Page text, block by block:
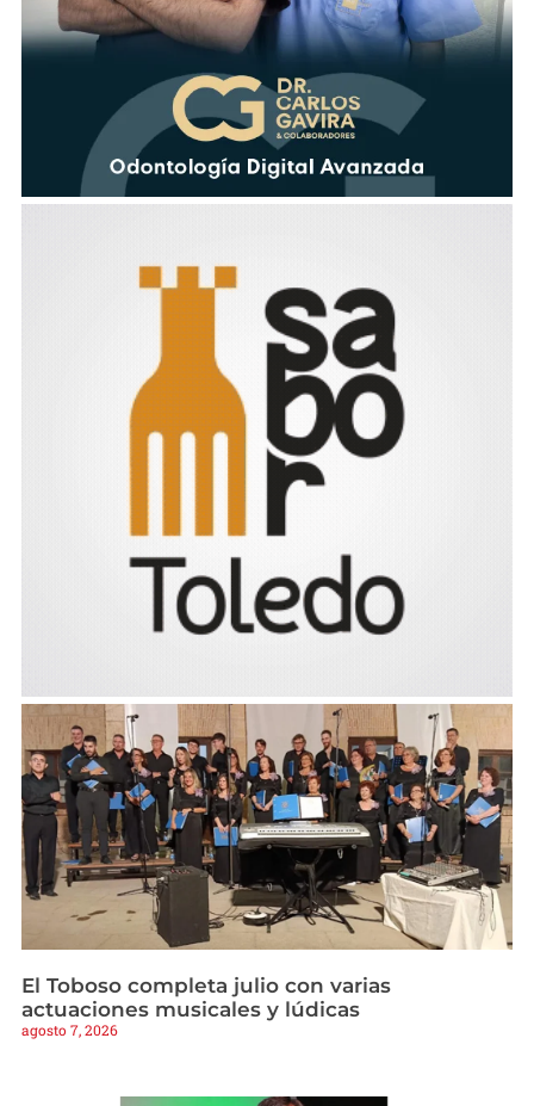
El Toboso completa julio con varias
actuaciones musicales y lúdicas
agosto 7, 2026